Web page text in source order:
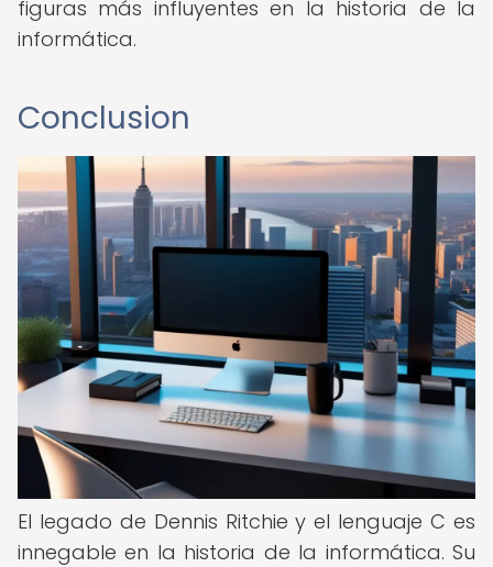
figuras más influyentes en la historia de la
informática.
Conclusion
El legado de Dennis Ritchie y el lenguaje C es
innegable en la historia de la informática. Su